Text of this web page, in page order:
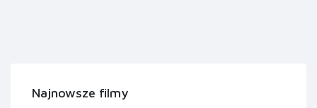
Najnowsze filmy